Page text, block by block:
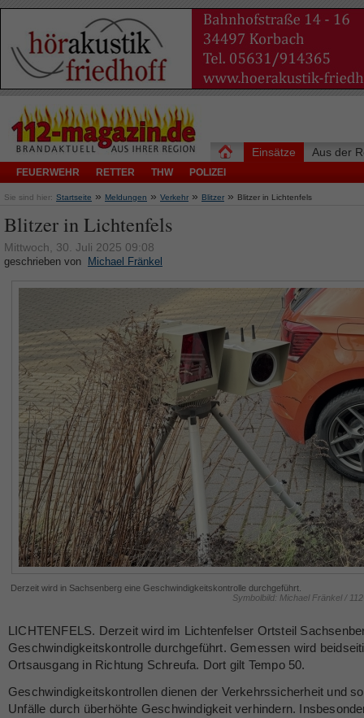
Einsätze
FEUERWEHR RETTER THW POLIZEI
Aus der
Sie sind hier: Startseite » Meldungen » Verkehr » Blitzer » Blitzer in Lichtenfels
Blitzer in Lichtenfels
Mittwoch, 30. Juli 2025 09:08
geschrieben von Michael Fränkel
Derzeit wird in Sachsenberg eine Geschwindigkeitskontrolle durchgeführt.
Symbolbild: Michael Fränkel /
LICHTENFELS. Derzeit wird im Lichtenfelser Ortsteil
Geschwindigkeitskontrolle durchgeführt. Gemessen wird
Ortsausgang in Richtung Schreufa. Dort gilt Tempo 50.
Geschwindigkeitskontrollen dienen der Verkehrssicherheit und
Unfälle durch überhöhte Geschwindigkeit verhindern.